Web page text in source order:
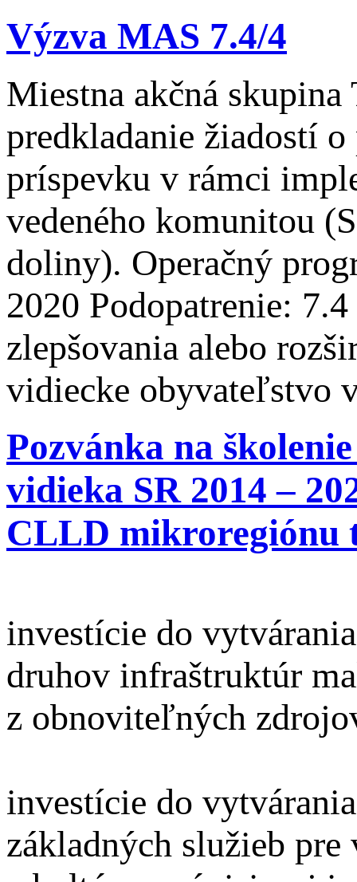
Výzva MAS 7.4/4
Miestna akčná
predkladanie žiadostí
príspevku v rámci
vedeného komunitou
doliny). Operačný
2020 Podopatrenie:
zlepšovania alebo
vidiecke obyvateľstvo
Pozvánka na
vidieka SR 2014 –
CLLD mikroregiónu
investície do
druhov infraštruktúr
z obnoviteľných
investície do
základných služieb